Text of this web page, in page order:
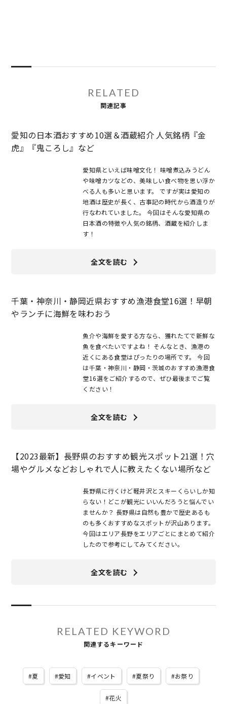
RELATED
関連記事
愛知の日本酒おすすめ10選＆酒蔵紹介 人気銘柄『金
虎』『鬼ころし』など
愛知県といえば味噌文化！ 味噌煮込みうどん
や味噌カツなどの、美味しい食べ物を思い浮か
べる人も多いと思います。 ですが実は愛知の
地酒は歴史が長く、古事記の時代から酒造りが
行なわれていました。 今回はそんな愛知県の
日本酒の特徴や人気の銘柄、酒蔵を紹介しま
す！
全文を読む
千葉・神奈川・静岡近県おすすめ漁港食堂16選！早朝
やランチに海鮮を味わおう
魚介や海鮮を愛する方なら、獲れたてで新鮮な
魚を食べたいですよね！ そんなとき、漁港の
近くにある食堂はぴったりの場所です。 今回
は千葉・神奈川・静岡・茨城のおすすめ漁港食
堂16選をご紹介するので、ぜひ最後までご覧
ください！
全文を読む
【2023最新】長野県のおすすめ観光スポット21選！穴
場やグルメなどおしゃれで人に教えたくない場所など
長野県に行くけど軽井沢とスキーくらいしか知
らない！どこが観光にいいんだろうと悩んでい
ませんか？ 長野県は自然も豊かで歴史あるも
のも多くおすすめなスポットが沢山あります。
今回はエリア長野をエリアごとにまとめて紹介
したので参考にしてみてください。
全文を読む
RELATED KEYWORD
関連するキーワード
夏 愛知 イベント 夏祭り お祭り
花火